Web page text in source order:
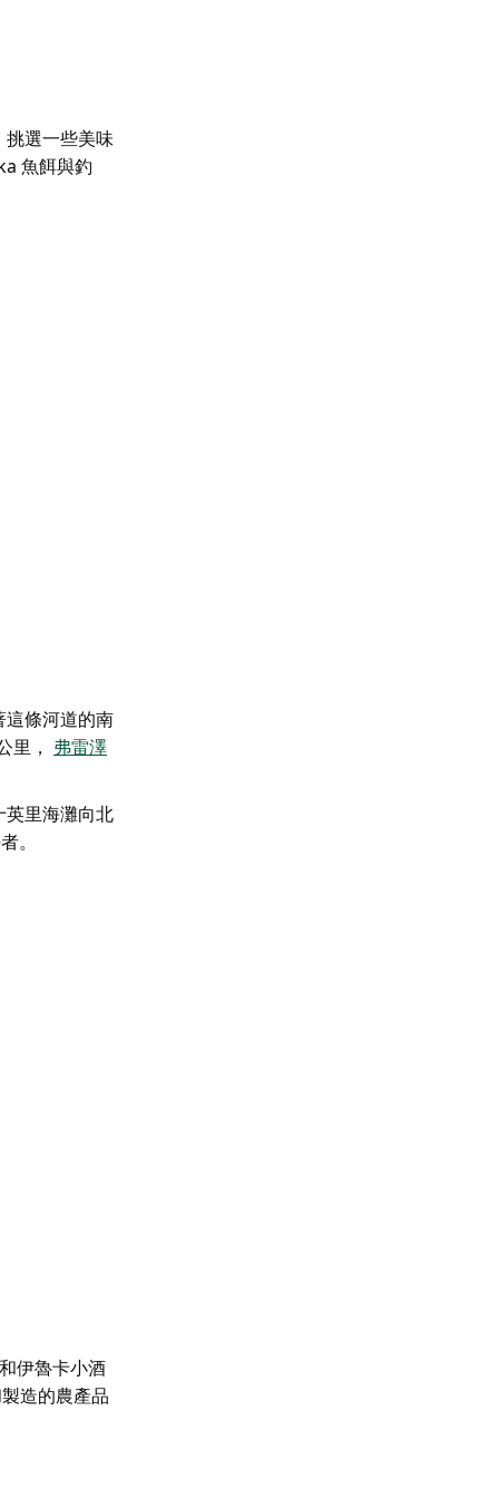
挑選一些美味
魚餌與釣
這條河道的南
里， 弗雷澤
英里海灘向北
。
伊魯卡小酒
造的農產品